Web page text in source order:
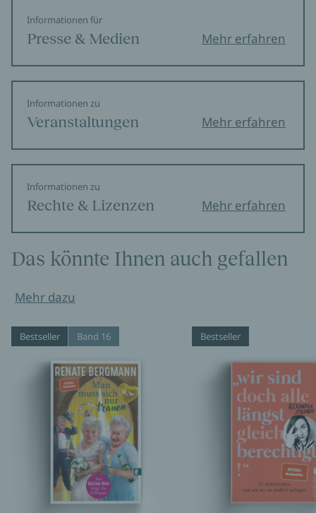
Informationen für
Presse & Medien Mehr erfahren
Informationen zu
Veranstaltungen Mehr erfahren
Informationen zu
Rechte & Lizenzen Mehr erfahren
Das könnte Ihnen auch gefallen
Mehr dazu
Bestseller Band 16 Bestseller